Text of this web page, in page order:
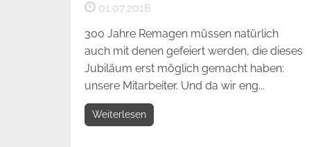
01.07.2018
300 Jahre Remagen müssen natürlich
auch mit denen gefeiert werden, die dieses
Jubiläum erst möglich gemacht haben:
unsere Mitarbeiter. Und da wir eng...
Weiterlesen